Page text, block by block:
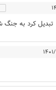
کرد به جنگ